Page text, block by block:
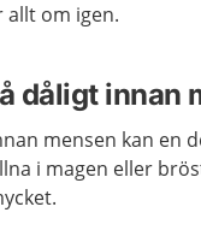
allt om igen.
dåligt innan
mensen kan en
i magen eller